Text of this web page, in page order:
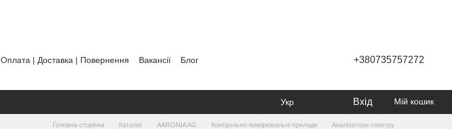
Оплата | Доставка | Повернення Вакансії
Блог
+380735757272
Укр Вхід Мій кошик
Головна сторінка Каталог AARONIA AG Контрольно-вимірювальні прилади
Аналізатори спектру